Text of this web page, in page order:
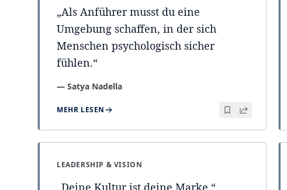
„Als Anführer musst du eine
Umgebung schaffen, in der sich
Menschen psychologisch sicher
fühlen.“
— Satya Nadella
MEHR LESEN
LEADERSHIP & VISION
„Deine Kultur ist deine Marke.“